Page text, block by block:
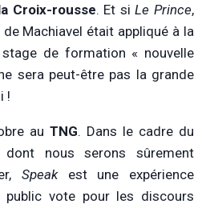
Croix-rousse. Et siLe Prince,
Machiavel était appliqué à la
de formation « nouvelle
sera peut-être pas la grande
!
au TNG. Dans le cadre du
dont nous serons sûrement
Speakest une expérience
public vote pour les discours